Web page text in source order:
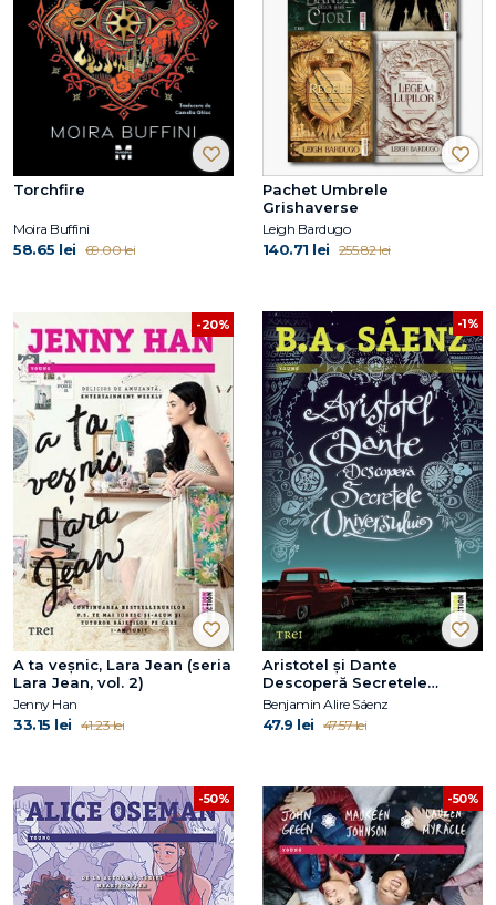
Torchfire
Moira Buffini
58.65 lei 69.00 lei
Pachet Umbrele
Grishaverse
Leigh Bardugo
140.71 lei 255.82 lei
-20%
A ta veșnic, Lara Jean (seria
Lara Jean, vol. 2)
Jenny Han
33.15 lei 41.23 lei
-1%
Aristotel şi Dante
Descoperă Secretele
Universului
Benjamin Alire Sáenz
47.9 lei 47.57 lei
-50% -50%